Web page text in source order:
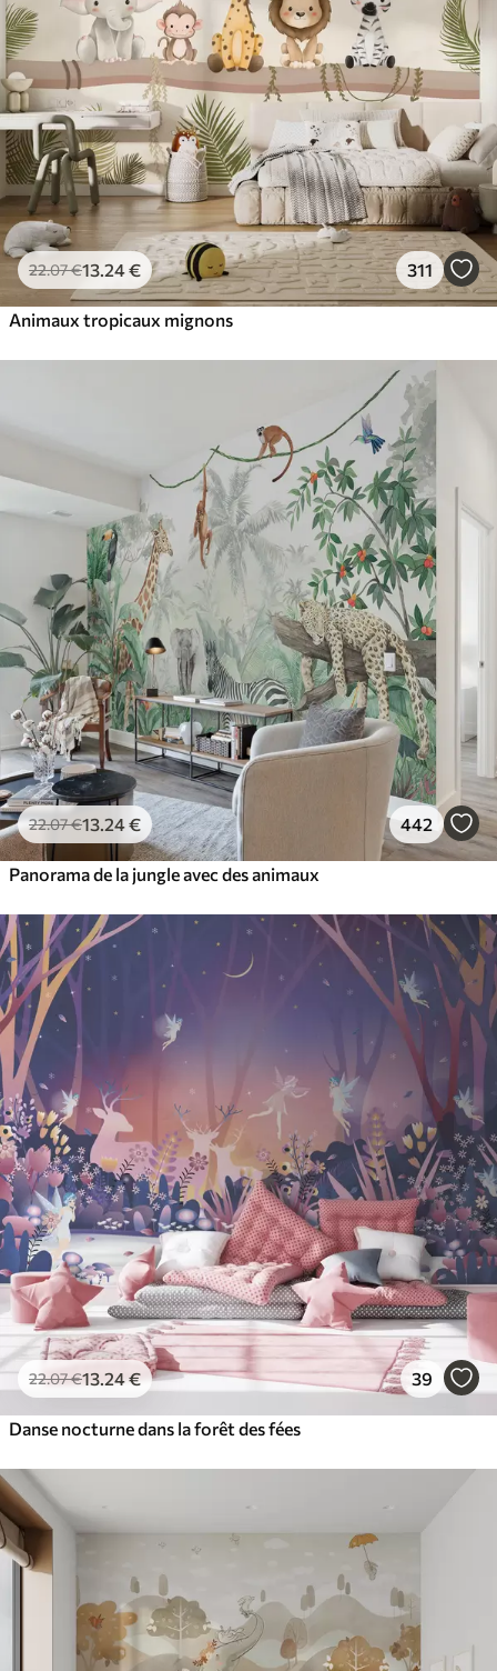
22.07€13.24€ 311
Animaux tropicaux mignons
22.07€13.24€ 442
Panorama de la jungle avec des animaux
22.07€13.24€ 39
Danse nocturne dans la forêt des fées